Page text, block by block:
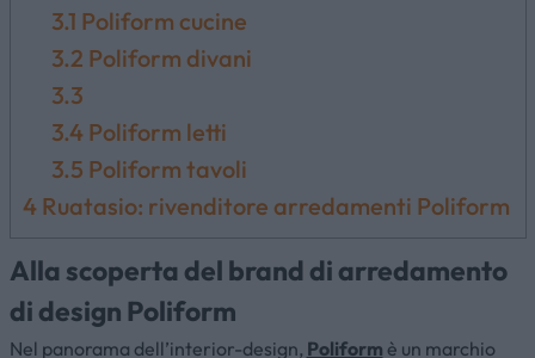
3.1 Poliform cucine
3.2 Poliform divani
3.3
3.4Poliform letti
3.5 Poliform tavoli
4Ruatasio: rivenditore arredamenti Poliform
Alla scoperta del brand di arredamento
di design Poliform
Nel panorama dell’interior-design, Poliform è un marchio